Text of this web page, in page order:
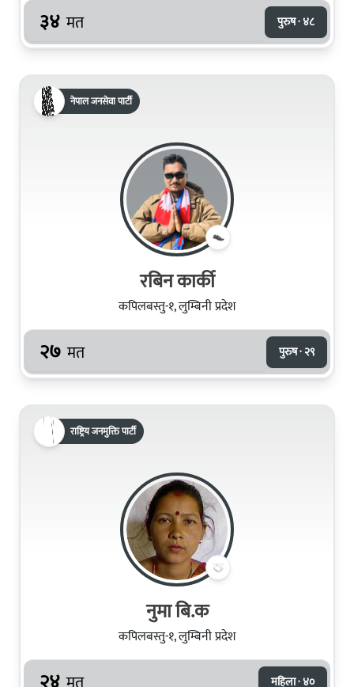
३४ मत पुरुष · ४८
नेपाल जनसेवा पार्टी
रबिन कार्की
कपिलबस्तु-१, लुम्बिनी प्रदेश
२७ मत पुरुष · २९
राष्ट्रिय जनमुक्ति पार्टी
नुमा बि.क
कपिलबस्तु-१, लुम्बिनी प्रदेश
महिला · ४०